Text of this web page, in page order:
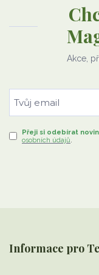
Akce,
Přeji si odebírat
osobních údajů.
Informace pro